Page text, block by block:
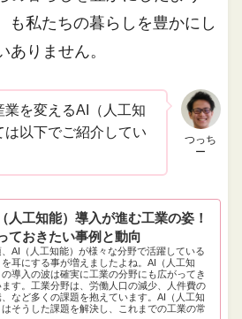
も私たちの暮らしを豊かにし
ありません。
つっち
ー
を変えるAI（人工知
以下でご紹介してい
人工知能）導入が進む工業の姿！
ておきたい事例と動向
AI（人工知能）が様々な分野で活躍している
を耳にする事が増えましたよね。AI（人工知
導入の波は確実に工業の分野にも広がってき
ます。工業分野は、労働人口の減少、人件費の
など多くの課題を抱えています。AI（人工知
そうした課題を解決し、これまでの工業の常